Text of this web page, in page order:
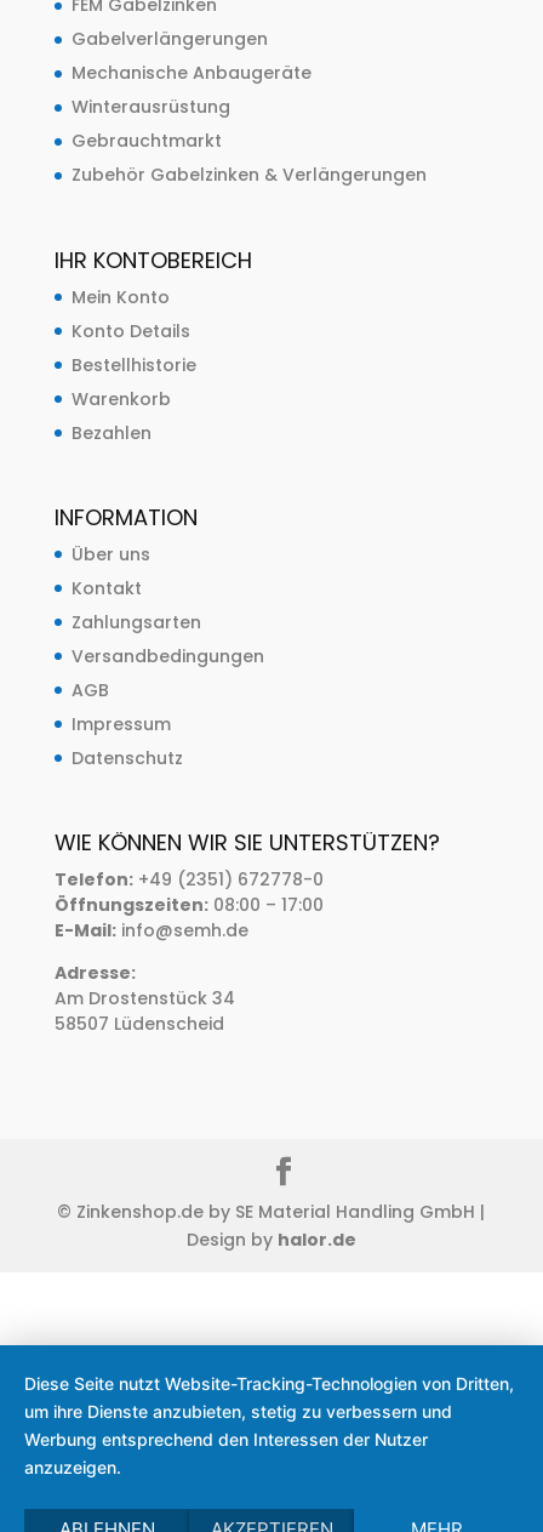
FEM Gabelzinken
Gabelverlängerungen
Mechanische Anbaugeräte
Winterausrüstung
Gebrauchtmarkt
Zubehör Gabelzinken & Verlängerungen
IHR KONTOBEREICH
Mein Konto
Konto Details
Bestellhistorie
Warenkorb
Bezahlen
INFORMATION
Über uns
Kontakt
Zahlungsarten
Versandbedingungen
AGB
Impressum
Datenschutz
WIE KÖNNEN WIR SIE UNTERSTÜTZEN?
Telefon:+49 (2351) 672778-0
Öffnungszeiten:08:00 – 17:00
E-Mail:info@semh.de
Adresse:
Am Drostenstück 34
58507 Lüdenscheid
© Zinkenshop.de by SE Material Handling GmbH |
Design by halor.de
Diese Seite nutzt Website-Tracking-Technologien von Dritten,
um ihre Dienste anzubieten, stetig zu verbessern und
Werbung entsprechend den Interessen der Nutzer
anzuzeigen.